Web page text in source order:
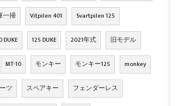
一掃 Vitpilen 401 Svartpilen 125
DUKE 125 DUKE 2021年式 旧モデル
MT-10 モンキー モンキー125 monkey
ツ スペアキー フェンダーレス